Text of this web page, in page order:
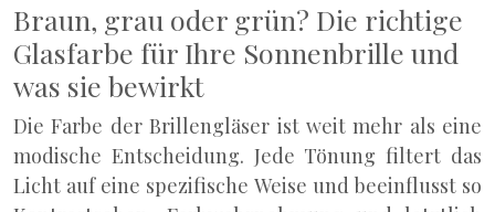
Braun, grau oder grün? Die richtige
Glasfarbe für Ihre Sonnenbrille und
was sie bewirkt
Die Farbe der Brillengläser ist weit mehr als eine
modische Entscheidung. Jede Tönung filtert das
Licht auf eine spezifische Weise und beeinflusst so